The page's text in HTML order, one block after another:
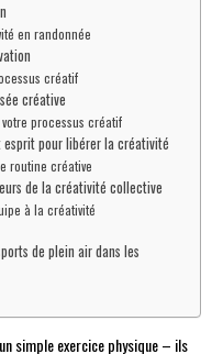
en randonnée
créatif
créative
processus créatif
esprit pour libérer la créativité
routine créative
de la créativité collective
à la créativité
de plein air dans les
simple exercice physique – ils